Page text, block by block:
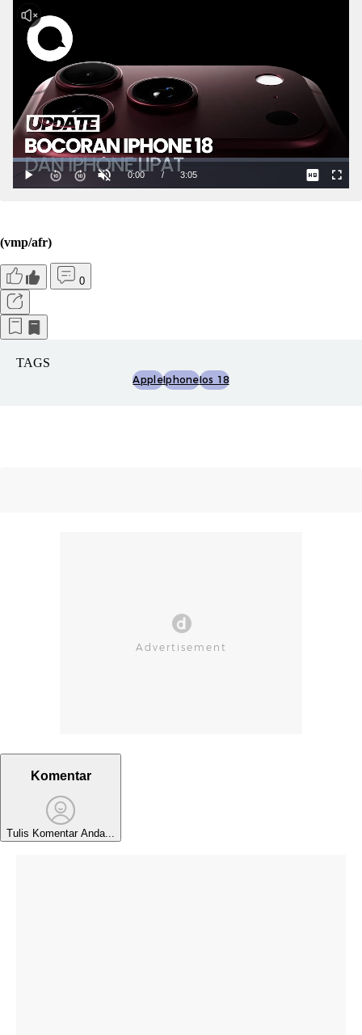
(vmp/afr)
0
TAGS
AppleIphoneIos 18
Komentar
Tulis Komentar Anda...